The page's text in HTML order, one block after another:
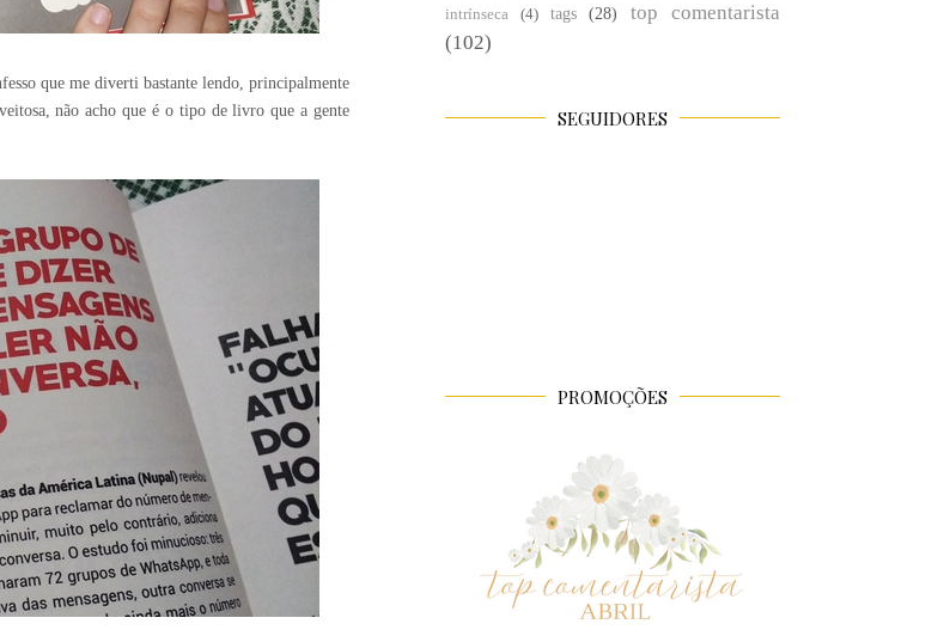
que me diverti bastante lendo, principalmente
não acho que é o tipo de livro que a gente
intrínseca
(4) tags (28)
top comentarista
(102)
SEGUIDORES
PROMOÇÕES